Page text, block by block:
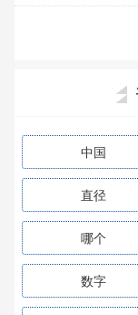
中国
直径
哪个
数字